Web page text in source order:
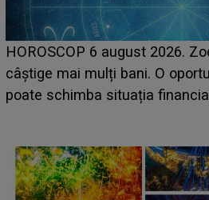
șansa să
îi
de lună
LINE-UP
scena principală
suedeză a ajuns